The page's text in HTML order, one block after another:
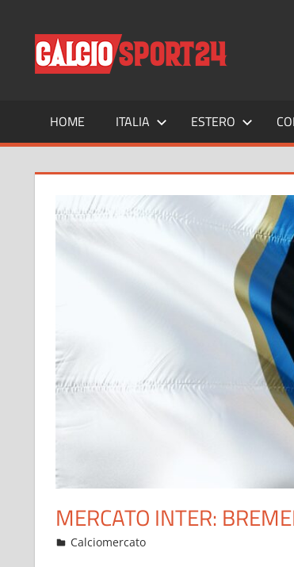
contenuto
Tutto
sul
mondo
calcio
e
HOME ITALIA ESTERO
MERCATO INTER:
Giugno 30, 2022
admin
Calciomercato